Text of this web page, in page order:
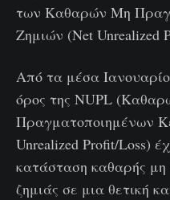
των Καθαρών Μη
Ζημιών (Net Unrealized
Από τα μέσα
όρος της NUPL
Πραγματοποιημένων
Unrealized Profit/Loss)
κατάσταση καθαρής μη
ζημιάς σε μια θετική